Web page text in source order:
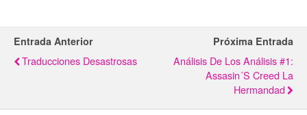
Entrada Anterior
Traducciones Desastrosas
Próxima Entrada
Análisis De Los Análisis #1:
Assasin´s Creed La
Hermandad